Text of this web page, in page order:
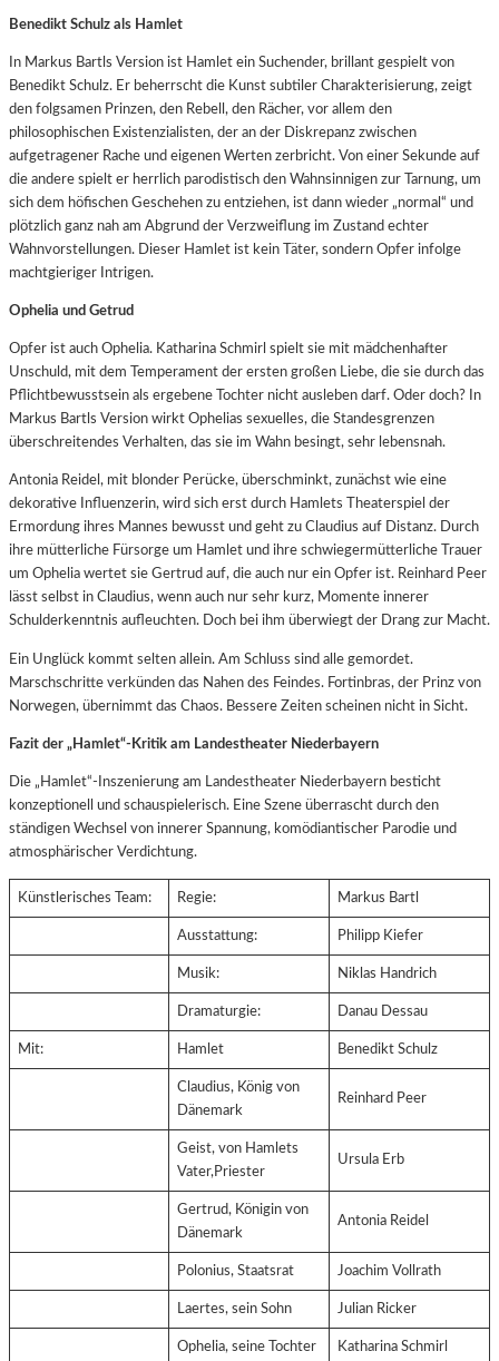
Benedikt Schulz als Hamlet
In Markus Bartls Version ist Hamlet ein Suchender, brillant gespielt von
Benedikt Schulz. Er beherrscht die Kunst subtiler Charakterisierung, zeigt
den folgsamen Prinzen, den Rebell, den Rächer, vor allem den
philosophischen Existenzialisten, der an der Diskrepanz zwischen
aufgetragener Rache und eigenen Werten zerbricht. Von einer Sekunde auf
die andere spielt er herrlich parodistisch den Wahnsinnigen zur Tarnung, um
sich dem höfischen Geschehen zu entziehen, ist dann wieder „normal“ und
plötzlich ganz nah am Abgrund der Verzweiflung im Zustand echter
Wahnvorstellungen. Dieser Hamlet ist kein Täter, sondern Opfer infolge
machtgieriger Intrigen.
Ophelia und Getrud
Opfer ist auch Ophelia. Katharina Schmirl spielt sie mit mädchenhafter
Unschuld, mit dem Temperament der ersten großen Liebe, die sie durch das
Pflichtbewusstsein als ergebene Tochter nicht ausleben darf. Oder doch? In
Markus Bartls Version wirkt Ophelias sexuelles, die Standesgrenzen
überschreitendes Verhalten, das sie im Wahn besingt, sehr lebensnah.
Antonia Reidel, mit blonder Perücke, überschminkt, zunächst wie eine
dekorative Influenzerin, wird sich erst durch Hamlets Theaterspiel der
Ermordung ihres Mannes bewusst und geht zu Claudius auf Distanz. Durch
ihre mütterliche Fürsorge um Hamlet und ihre schwiegermütterliche Trauer
um Ophelia wertet sie Gertrud auf, die auch nur ein Opfer ist. Reinhard Peer
lässt selbst in Claudius, wenn auch nur sehr kurz, Momente innerer
Schulderkenntnis aufleuchten. Doch bei ihm überwiegt der Drang zur Macht.
Ein Unglück kommt selten allein. Am Schluss sind alle gemordet.
Marschschritte verkünden das Nahen des Feindes. Fortinbras, der Prinz von
Norwegen, übernimmt das Chaos. Bessere Zeiten scheinen nicht in Sicht.
Fazit der „Hamlet“-Kritik am Landestheater Niederbayern
Die „Hamlet“-Inszenierung am Landestheater Niederbayern besticht
konzeptionell und schauspielerisch. Eine Szene überrascht durch den
ständigen Wechsel von innerer Spannung, komödiantischer Parodie und
atmosphärischer Verdichtung.
Künstlerisches Team: Regie: Markus Bartl
Ausstattung: Philipp Kiefer
Musik: Niklas Handrich
Dramaturgie: Danau Dessau
Mit: Hamlet Benedikt Schulz
Claudius, König von
Dänemark
Reinhard Peer
Geist, von Hamlets
Vater,Priester
Ursula Erb
Gertrud, Königin von
Dänemark
Antonia Reidel
Polonius, Staatsrat Joachim Vollrath
Laertes, sein Sohn Julian Ricker
Ophelia, seine Tochter Katharina Schmirl